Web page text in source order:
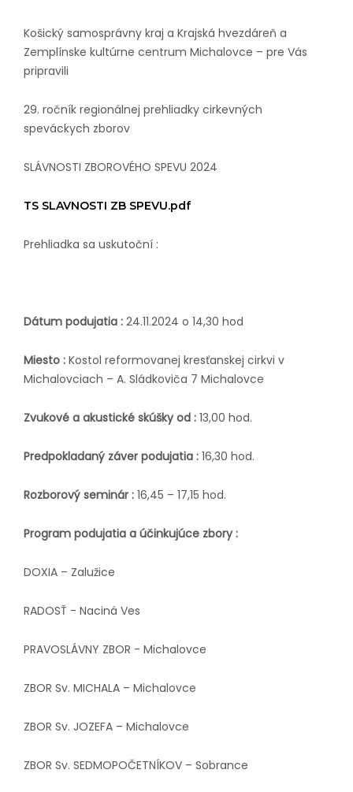
Košický samosprávny kraj a Krajská hvezdáreň a
Zemplínske kultúrne centrum Michalovce – pre Vás
pripravili
29. ročník regionálnej prehliadky cirkevných
speváckych zborov
SLÁVNOSTI ZBOROVÉHO SPEVU 2024
TS SLAVNOSTI ZB SPEVU.pdf
Prehliadka sa uskutoční :
Dátum podujatia : 24.11.2024 o 14,30 hod
Miesto : Kostol reformovanej kresťanskej cirkvi v
Michalovciach – A. Sládkoviča 7 Michalovce
Zvukové a akustické skúšky od : 13,00 hod.
Predpokladaný záver podujatia : 16,30 hod.
Rozborový seminár : 16,45 – 17,15 hod.
Program podujatia a účinkujúce zbory :
DOXIA – Zalužice
RADOSŤ - Naciná Ves
PRAVOSLÁVNY ZBOR - Michalovce
ZBOR Sv. MICHALA – Michalovce
ZBOR Sv. JOZEFA – Michalovce
ZBOR Sv. SEDMOPOČETNÍKOV – Sobrance